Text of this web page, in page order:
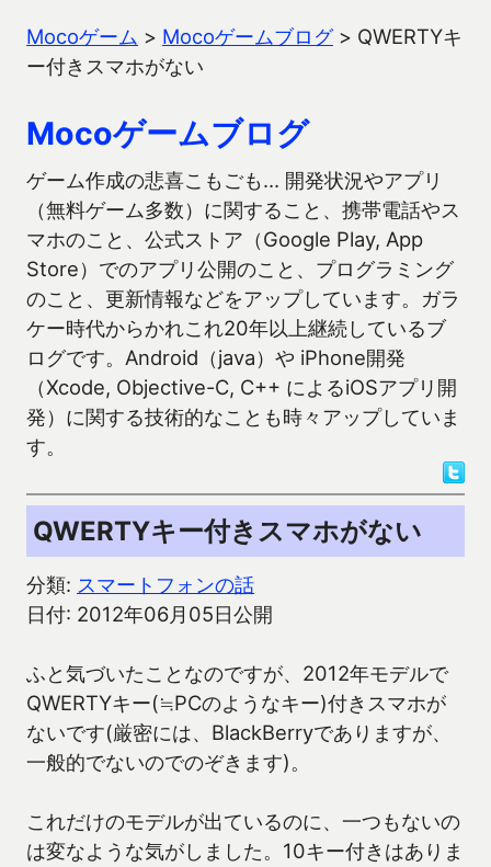
Mocoゲーム > Mocoゲームブログ> QWERTYキ
ー付きスマホがない
Mocoゲームブログ
ゲーム作成の悲喜こもごも… 開発状況やアプリ
（無料ゲーム多数）に関すること、携帯電話やス
マホのこと、公式ストア（Google Play, App
Store）でのアプリ公開のこと、プログラミング
のこと、更新情報などをアップしています。ガラ
ケー時代からかれこれ20年以上継続しているブ
ログです。Android（java）や iPhone開発
（Xcode, Objective-C, C++ によるiOSアプリ開
発）に関する技術的なことも時々アップしていま
す。
QWERTYキー付きスマホがない
分類: スマートフォンの話
日付: 2012年06月05日公開
ふと気づいたことなのですが、2012年モデルで
QWERTYキー(≒PCのようなキー)付きスマホが
ないです(厳密には、BlackBerryでありますが、
一般的でないのでのぞきます)。
これだけのモデルが出ているのに、一つもないの
は変なような気がしました。10キー付きはありま